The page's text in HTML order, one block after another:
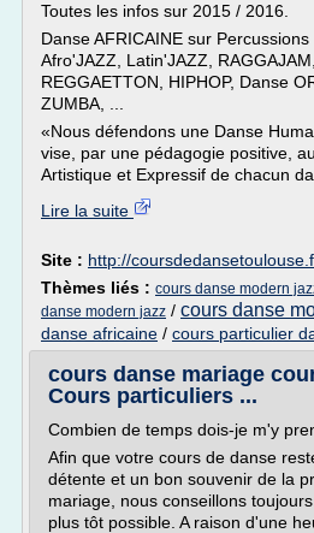
Toutes les infos sur 2015 / 2016.
Danse AFRICAINE sur Percussions
Afro'JAZZ, Latin'JAZZ, RAGGAJAM,
REGGAETTON, HIPHOP, Danse
ZUMBA, ...
«Nous défendons une Danse
vise, par une pédagogie positive,
Artistique et Expressif de chacun
Lire la suite
Site : http://
Thèmes liés : cours danse modern
danse modern jazz / cours danse
danse africaine / cours particulier
cours danse mariage
Cours particuliers ...
Combien de temps dois-je m'y
Afin que votre cours de danse
détente et un bon souvenir de la
mariage, nous conseillons
plus tôt possible. A raison d'une